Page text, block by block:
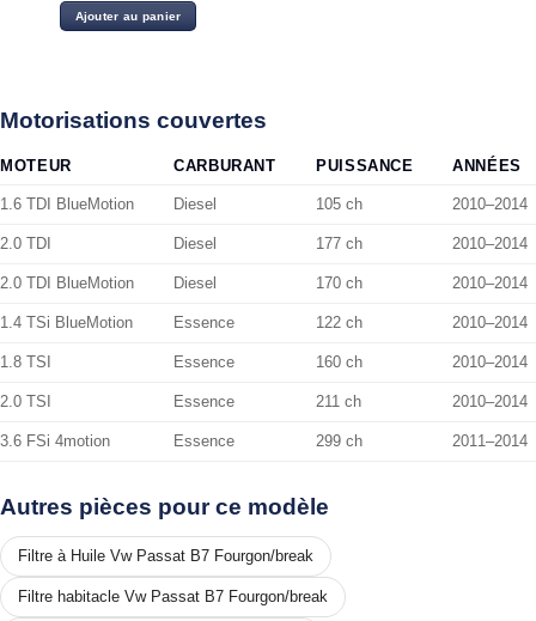
initial
était :
actuel
est :
Ajouter au panier
Motorisations couvertes
MOTEUR CARBURANT PUISSANCE ANNÉES
1.6 TDI BlueMotion Diesel 105 ch 2010–2014
2.0 TDI Diesel 177 ch 2010–2014
2.0 TDI BlueMotion Diesel 170 ch 2010–2014
1.4 TSi BlueMotion Essence 122 ch 2010–2014
1.8 TSI Essence 160 ch 2010–2014
2.0 TSI Essence 211 ch 2010–2014
3.6 FSi 4motion Essence 299 ch 2011–2014
Autres pièces pour ce modèle
Filtre à Huile Vw Passat B7 Fourgon/break
Filtre habitacle Vw Passat B7 Fourgon/break